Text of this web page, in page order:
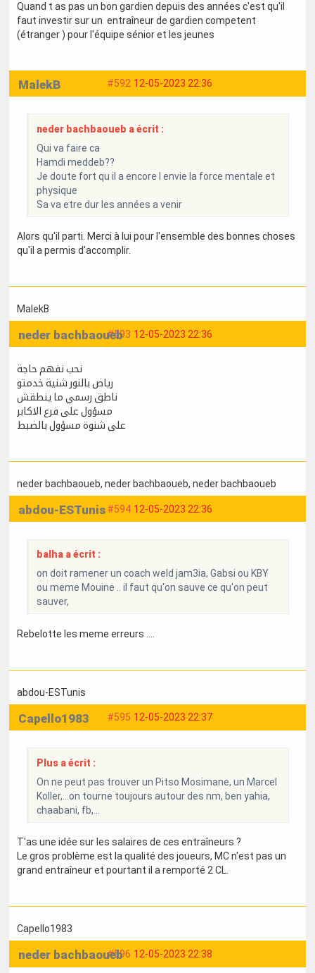
Quand t as pas un bon gardien depuis des années c'est qu'il
faut investir sur un entraîneur de gardien competent
(étranger ) pour l'équipe sénior et les jeunes
#592 12-05-2023 22:36
MalekB
neder bachbaoueb a écrit :
Qui va faire ca
Hamdi meddeb??
Je doute fort qu il a encore l envie la force mentale et
physique
Sa va etre dur les années a venir
Alors qu'il parti. Merci à lui pour l'ensemble des bonnes choses
qu'il a permis d'accomplir.
MalekB
#593 12-05-2023 22:36
neder bachbaoueb
نحب نفهم حاجة
رياض بالنور شنية خدمتو
ناطق رسمي ما ينطقش
مسؤول على فرع الاكابر
على شنوة مسؤول بالضبط
neder bachbaoueb, neder bachbaoueb, neder bachbaoueb
#594 12-05-2023 22:36
abdou-ESTunis
balha a écrit :
on doit ramener un coach weld jam3ia, Gabsi ou KBY
ou meme Mouine .. il faut qu'on sauve ce qu'on peut
sauver,
Rebelotte les meme erreurs ....
abdou-ESTunis
#595 12-05-2023 22:37
Capello1983
Plus a écrit :
On ne peut pas trouver un Pitso Mosimane, un Marcel
Koller,...on tourne toujours autour des nm, ben yahia,
chaabani, fb,...
T'as une idée sur les salaires de ces entraîneurs ?
Le gros problème est la qualité des joueurs, MC n'est pas un
grand entraîneur et pourtant il a remporté 2 CL.
Capello1983
#596 12-05-2023 22:38
neder bachbaoueb